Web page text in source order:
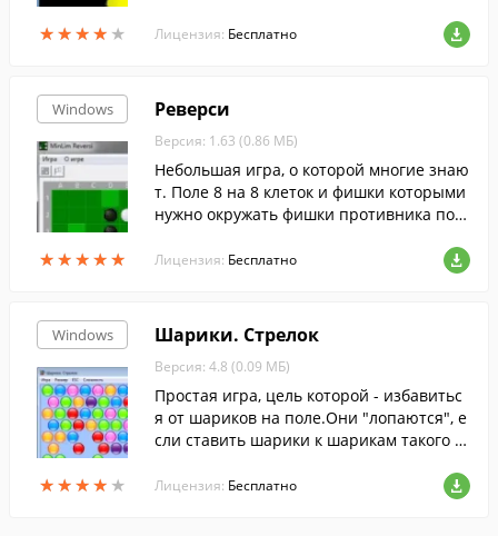
★★★★ ★
★★★★ ★
ику.
Лицензия: Бесплатно
Windows
★★★★★
★★★★★
Реверси
Версия: 1.63 (0.86 МБ)
Небольшая игра, о которой многие знаю
т. Поле 8 на 8 клеток и фишки которыми
нужно окружать фишки противника по г
Окруженные фишки противника станов
Лицензия: Бесплатно
Windows
★★★★ ★
★★★★ ★
Шарики. Стрелок
Версия: 4.8 (0.09 МБ)
Простая игра, цель которой - избавитьс
я от шариков на поле.Они "лопаются", е
сли ставить шарики к шарикам такого ж
х и более.
Лицензия: Бесплатно